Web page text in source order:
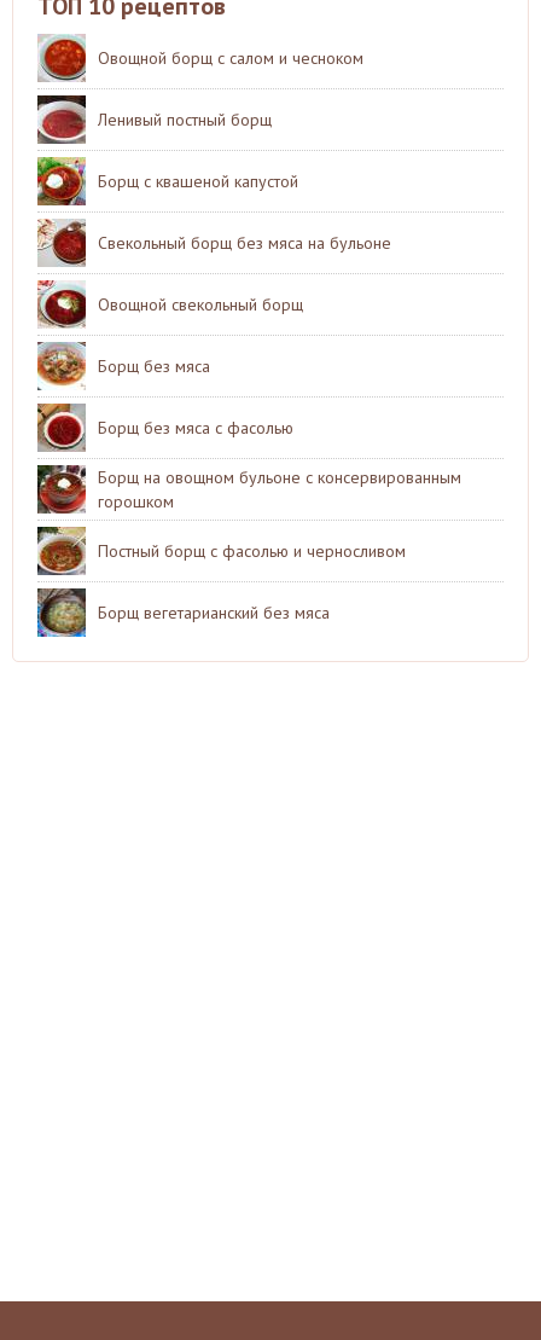
ТОП 10 рецептов
Овощной борщ с салом и чесноком
Ленивый постный борщ
Борщ с квашеной капустой
Свекольный борщ без мяса на бульоне
Овощной свекольный борщ
Борщ без мяса
Борщ без мяса с фасолью
Борщ на овощном бульоне с консервированным
горошком
Постный борщ с фасолью и черносливом
Борщ вегетарианский без мяса